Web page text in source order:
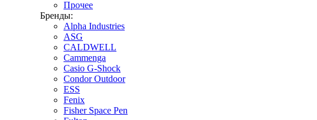
Прочее
Бренды:
Alpha Industries
ASG
CALDWELL
Cammenga
Casio G-Shock
Condor Outdoor
ESS
Fenix
Fisher Space Pen